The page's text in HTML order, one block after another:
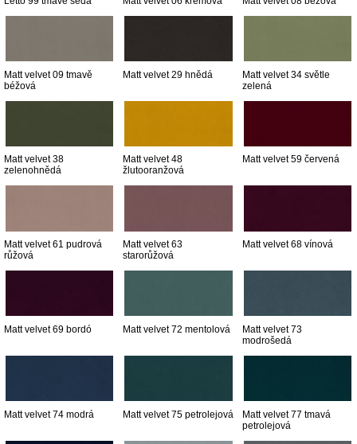
Matt velvet 09 tmavě
béžová
Matt velvet 29 hnědá
Matt velvet 34 světle
zelená
Matt velvet 38
zelenohnědá
Matt velvet 48
žlutooranžová
Matt velvet 59 červená
Matt velvet 61 pudrová
růžová
Matt velvet 63
starorůžová
Matt velvet 68 vínová
Matt velvet 69 bordó Matt velvet 72 mentolová
Matt velvet 73
modrošedá
Matt velvet 74 modrá Matt velvet 75 petrolejová
Matt velvet 77 tmavá
petrolejová